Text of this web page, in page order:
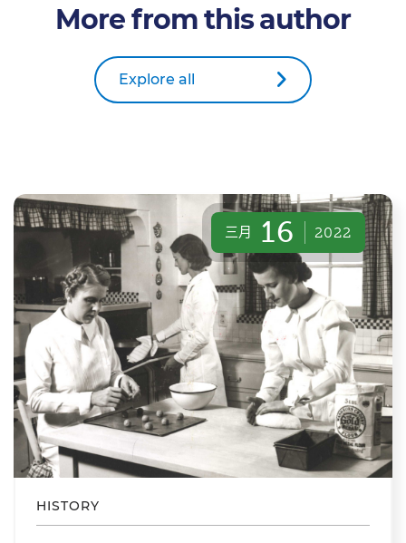
More from this author
Explore all
三月 16 2022
HISTORY